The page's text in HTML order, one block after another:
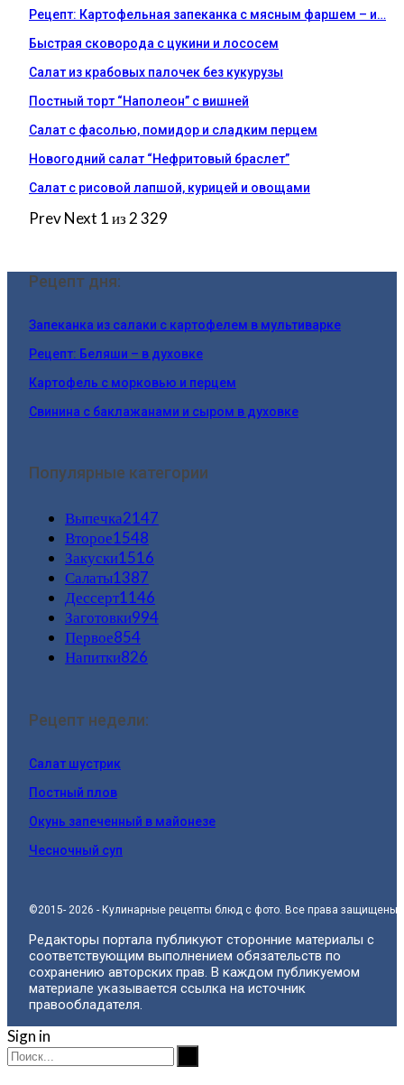
Рецепт: Картофельная запеканка с мясным фаршем – и…
Быстрая сковорода с цукини и лососем
Салат из крабовых палочек без кукурузы
Постный торт “Наполеон” с вишней
Салат с фасолью, помидор и сладким перцем
Новогодний салат “Нефритовый браслет”
Салат с рисовой лапшой, курицей и овощами
PrevNext 1 из 2 329
Рецепт дня:
Запеканка из салаки с картофелем в мультиварке
Рецепт: Беляши – в духовке
Картофель с морковью и перцем
Свинина с баклажанами и сыром в духовке
Популярные категории
Выпечка2147
Второе1548
Закуски1516
Салаты1387
Дессерт1146
Заготовки994
Первое854
Напитки826
Рецепт недели:
Салат шустрик
Постный плов
Окунь запеченный в майонезе
Чесночный суп
©2015- 2026 - Кулинарные рецепты блюд с фото. Все права защищены.
Редакторы портала публикуют сторонние материалы с
соответствующим выполнением обязательств по
сохранению авторских прав. В каждом публикуемом
материале указывается ссылка на источник
правообладателя.
Sign in